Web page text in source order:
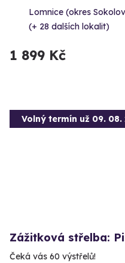
Lomnice (okres
(+ 28 dalších lokalit)
1 899 Kč
Volný termín už 09. 08.
Zážitková střelba:
Čeká vás 60 výstřelů!